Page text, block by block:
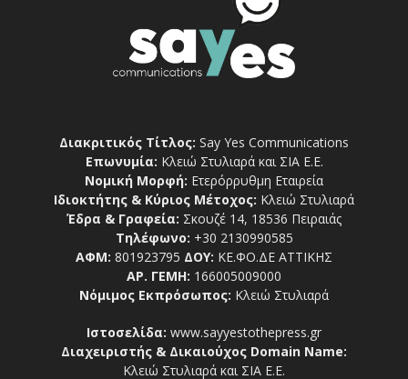
Διακριτικός Τίτλος: Say Yes Communications
Επωνυμία: Κλειώ Στυλιαρά και ΣΙΑ Ε.Ε.
Νομική Μορφή: Ετερόρρυθμη Εταιρεία
Ιδιοκτήτης & Κύριος Μέτοχος: Κλειώ Στυλιαρά
Έδρα & Γραφεία: Σκουζέ 14, 18536 Πειραιάς
Τηλέφωνο: +30 2130990585
ΑΦΜ: 801923795 ΔΟΥ: ΚΕ.ΦΟ.ΔΕ ΑΤΤΙΚΗΣ
ΑΡ. ΓΕΜΗ: 166005009000
Νόμιμος Εκπρόσωπος: Κλειώ Στυλιαρά
Ιστοσελίδα: www.sayyestothepress.gr
Διαχειριστής & Δικαιούχος Domain Name:
Κλειώ Στυλιαρά και ΣΙΑ Ε.Ε.